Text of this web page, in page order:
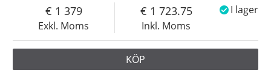
Exkl. Moms
1 379
Inkl. Moms
1 723.75 I lager
KÖP